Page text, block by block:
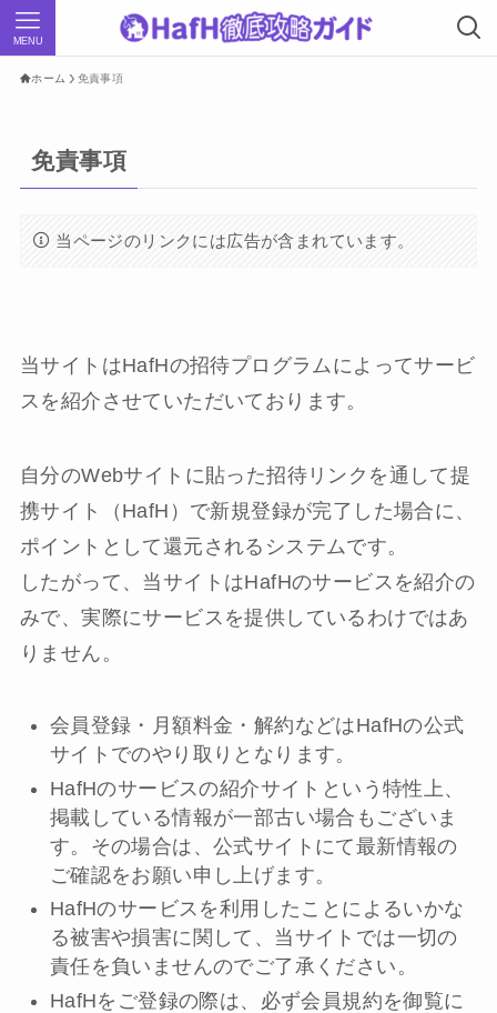
MENU
ホーム 免責事項
免責事項
当ページのリンクには広告が含まれています。
当サイトはHafHの招待プログラムによってサービ
スを紹介させていただいております。
自分のWebサイトに貼った招待リンクを通して提
携サイト（HafH）で新規登録が完了した場合に、
ポイントとして還元されるシステムです。
したがって、当サイトはHafHのサービスを紹介の
みで、実際にサービスを提供しているわけではあ
りません。
会員登録・月額料金・解約などはHafHの公式
サイトでのやり取りとなります。
HafHのサービスの紹介サイトという特性上、
掲載している情報が一部古い場合もございま
す。その場合は、公式サイトにて最新情報の
ご確認をお願い申し上げます。
HafHのサービスを利用したことによるいかな
る被害や損害に関して、当サイトでは一切の
責任を負いませんのでご了承ください。
HafHをご登録の際は、必ず会員規約を御覧に